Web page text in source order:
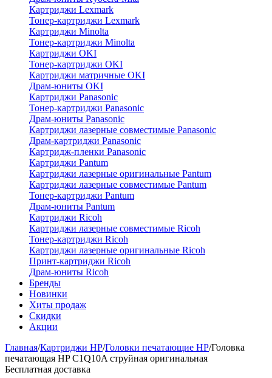
Картриджи Lexmark
Тонер-картриджи Lexmark
Картриджи Minolta
Тонер-картриджи Minolta
Картриджи OKI
Тонер-картриджи OKI
Картриджи матричные OKI
Драм-юниты OKI
Картриджи Panasonic
Тонер-картриджи Panasonic
Драм-юниты Panasonic
Картриджи лазерные совместимые Panasonic
Драм-картриджи Panasonic
Картридж-пленки Panasonic
Картриджи Pantum
Картриджи лазерные оригинальные Pantum
Картриджи лазерные совместимые Pantum
Тонер-картриджи Pantum
Драм-юниты Pantum
Картриджи Ricoh
Картриджи лазерные совместимые Ricoh
Тонер-картриджи Ricoh
Картриджи лазерные оригинальные Ricoh
Принт-картриджи Ricoh
Драм-юниты Ricoh
Бренды
Новинки
Хиты продаж
Скидки
Акции
Главная/Картриджи HP/Головки печатающие HP/Головка
печатающая HP C1Q10A струйная оригинальная
Бесплатная доставка